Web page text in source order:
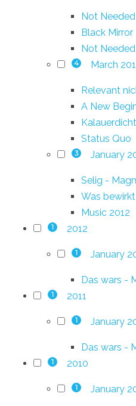
Not
Black Mirror
Not
4 March
Relevant
A New
Status Quo
3 January
Selig -
Was
Music 2012
1 2012
1 January
Das wars -
1 2011
1 January
Das wars -
1 2010
1 January